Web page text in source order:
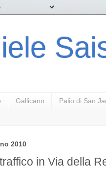
Gallicano Palio di San
2010
in Via della